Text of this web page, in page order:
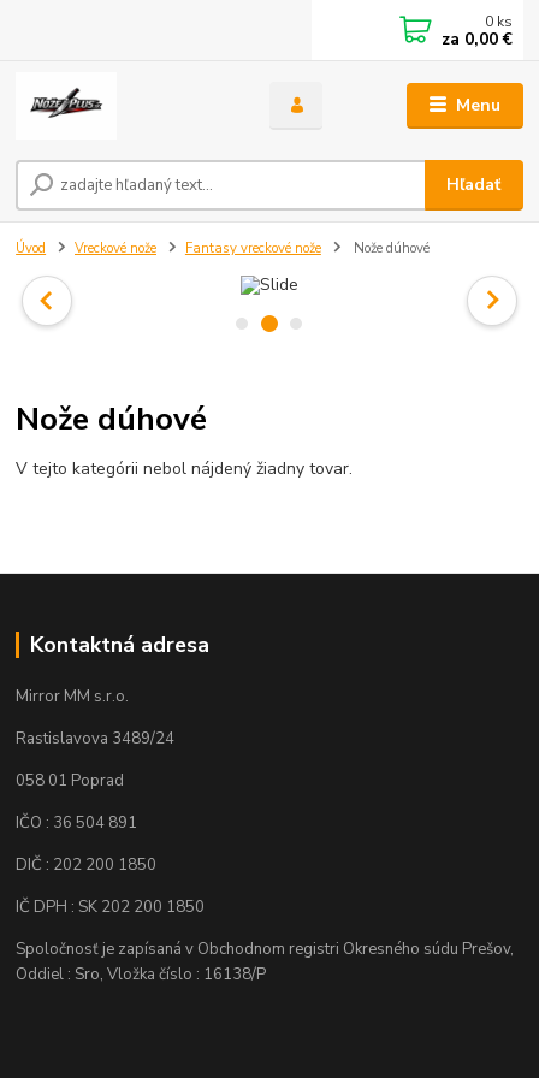
Menu
Hľadať
0 ks
za 0,00 €
Úvod Vreckové nože Fantasy vreckové nože Nože dúhové
Nože dúhové
V tejto kategórii nebol nájdený žiadny tovar.
Kontaktná adresa
Mirror MM s.r.o.
Rastislavova 3489/24
058 01 Poprad
IČO : 36 504 891
DIČ : 202 200 1850
IČ DPH : SK 202 200 1850
Spoločnosť je zapísaná v Obchodnom registri Okresného súdu Prešov,
Oddiel : Sro, Vložka číslo : 16138/P